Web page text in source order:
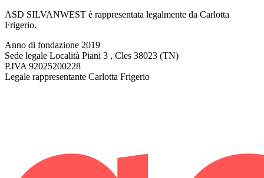
ASD SILVANWEST è rappresentata legalmente da Carlotta
Frigerio.
Anno di fondazione 2019
Sede legale Località Piani 3 , Cles 38023 (TN)
P.IVA 92025200228
Legale rappresentante Carlotta Frigerio